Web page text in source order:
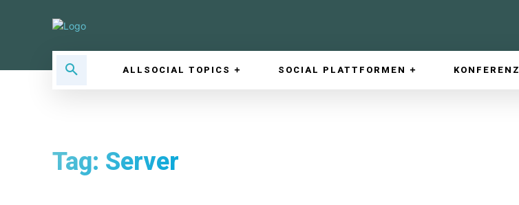
ALLSOCIAL TOPICS SOCIAL PLATTFORMEN KONFERENZ
Tag: Server